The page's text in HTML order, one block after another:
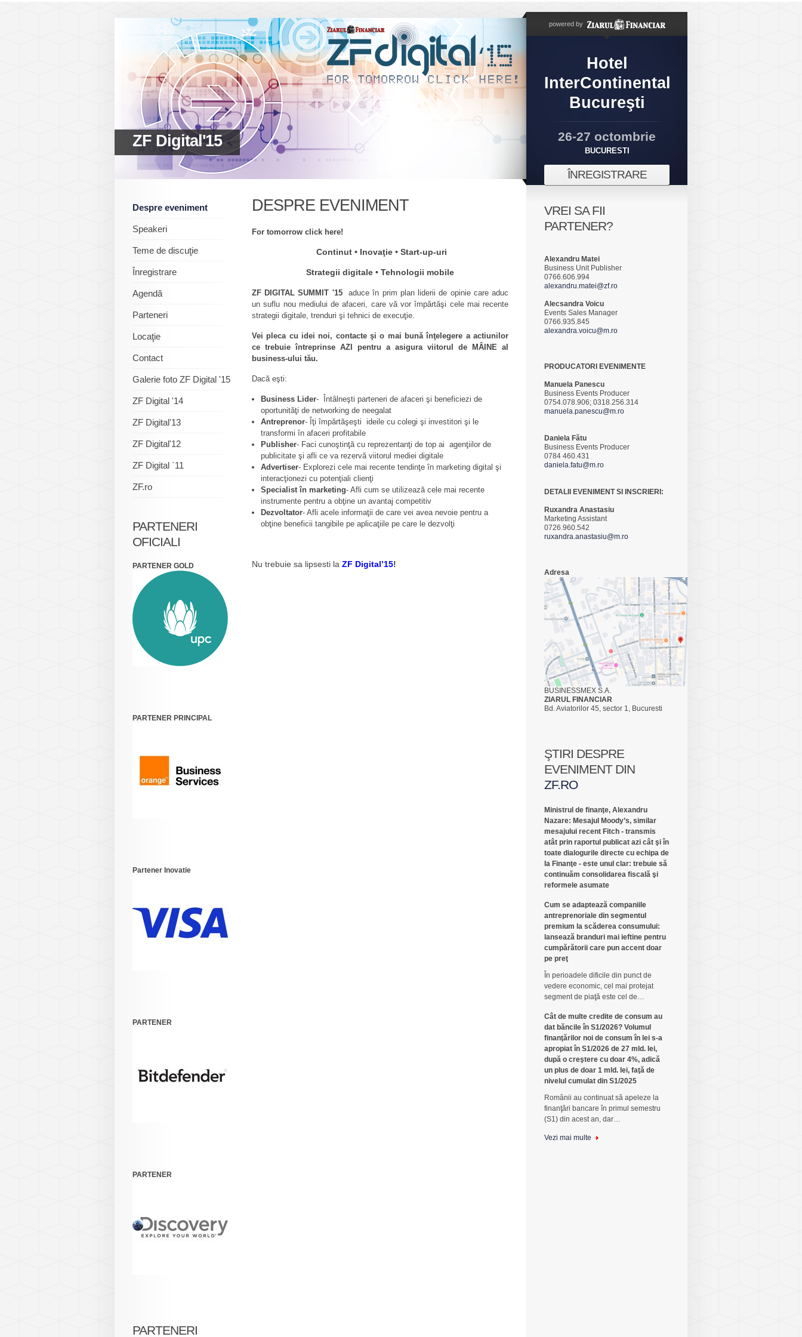
ZF Digital'15
powered by
Hotel
InterContinental
Bucureşti
26-27 octombrie
BUCURESTI
ÎNREGISTRARE
Despre eveniment
Speakeri
Teme de discuţie
Înregistrare
Agendă
Parteneri
Locaţie
Contact
Galerie foto ZF Digital '15
ZF Digital '14
ZF Digital'13
ZF Digital'12
ZF Digital `11
ZF.ro
PARTENERI
OFICIALI
PARTENER GOLD
PARTENER PRINCIPAL
Partener Inovatie
PARTENER
PARTENER
PARTENERI
DESPRE EVENIMENT
For tomorrow click here!
Continut • Inovaţie • Start-up-uri
Strategii digitale • Tehnologii mobile
ZF DIGITAL SUMMIT '15
aduce în prim plan liderii de opinie care aduc
un suflu nou mediului de afaceri, care vă vor împărtăşi cele mai recente
strategii digitale, trenduri şi tehnici de execuţie.
Vei pleca cu idei noi, contacte şi o mai bună înţelegere a actiunilor
ce trebuie întreprinse AZI pentru a asigura viitorul de MÂINE al
business-ului tău.
Dacă eşti:
Business Lider- Întâlneşti parteneri de afaceri şi beneficiezi de
oportunităţi de networking de neegalat
Antreprenor- Îţi împărtăşeşti ideile cu colegi şi investitori şi le
transformi în afaceri profitabile
Publisher- Faci cunoştinţă cu reprezentanţi de top ai agenţiilor de
publicitate şi afli ce va rezervă viitorul mediei digitale
Advertiser- Explorezi cele mai recente tendinţe în marketing digital şi
interacţionezi cu potenţiali clienţi
Specialist în marketing- Afli cum se utilizează cele mai recente
instrumente pentru a obţine un avantaj competitiv
Dezvoltator- Afli acele informaţii de care vei avea nevoie pentru a
obţine beneficii tangibile pe aplicaţiile pe care le dezvolţi
Nu trebuie sa lipsesti la ZF Digital’15!
VREI SA FII
PARTENER?
Alexandru Matei
Business Unit Publisher
0766.606.994
alexandru.matei@zf.ro
Alecsandra Voicu
Events Sales Manager
0766.935.845
alexandra.voicu@m.ro
PRODUCATORI EVENIMENTE
Manuela Panescu
Business Events Producer
0754.078.906; 0318.256.314
manuela.panescu@m.ro
Daniela Fătu
Business Events Producer
0784 460.431
daniela.fatu@m.ro
DETALII EVENIMENT SI INSCRIERI:
Ruxandra Anastasiu
Marketing Assistant
0726.960.542
ruxandra.anastasiu@m.ro
Adresa
BUSINESSMEX S.A.
ZIARUL FINANCIAR
Bd. Aviatorilor 45, sector 1, Bucuresti
ŞTIRI DESPRE
EVENIMENT DIN
ZF.RO
Ministrul de finanţe, Alexandru
Nazare: Mesajul Moody’s, similar
mesajului recent Fitch - transmis
atât prin raportul publicat azi cât şi în
toate dialogurile directe cu echipa de
la Finanţe - este unul clar: trebuie să
continuăm consolidarea fiscală şi
reformele asumate
Cum se adaptează companiile
antreprenoriale din segmentul
premium la scăderea consumului:
lansează branduri mai ieftine pentru
cumpărătorii care pun accent doar
pe preţ
În perioadele dificile din punct de
vedere economic, cel mai protejat
segment de piaţă este cel de…
Cât de multe credite de consum au
dat băncile în S1/2026? Volumul
finanţărilor noi de consum în lei s-a
apropiat în S1/2026 de 27 mld. lei,
după o creştere cu doar 4%, adică
un plus de doar 1 mld. lei, faţă de
nivelul cumulat din S1/2025
Românii au continuat să apeleze la
finanţări bancare în primul semestru
(S1) din acest an, dar…
Vezi mai multe